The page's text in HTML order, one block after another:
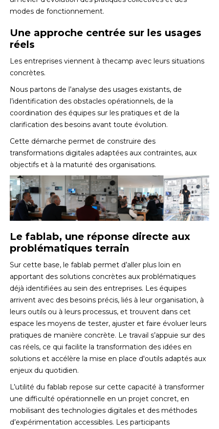
modes de fonctionnement.
Une approche centrée sur les usages
réels
Les entreprises viennent à thecamp avec leurs situations
concrètes.
Nous partons de l’analyse des usages existants, de
l’identification des obstacles opérationnels, de la
coordination des équipes sur les pratiques et de la
clarification des besoins avant toute évolution.
Cette démarche permet de construire des
transformations digitales adaptées aux contraintes, aux
objectifs et à la maturité des organisations.
Le fablab, une réponse directe aux
problématiques terrain
Sur cette base, le fablab permet d’aller plus loin en
apportant des solutions concrètes aux problématiques
déjà identifiées au sein des entreprises. Les équipes
arrivent avec des besoins précis, liés à leur organisation, à
leurs outils ou à leurs processus, et trouvent dans cet
espace les moyens de tester, ajuster et faire évoluer leurs
pratiques de manière concrète. Le travail s’appuie sur des
cas réels, ce qui facilite la transformation des idées en
solutions et accélère la mise en place d'outils adaptés aux
enjeux du quotidien.
L’utilité du fablab repose sur cette capacité à transformer
une difficulté opérationnelle en un projet concret, en
mobilisant des technologies digitales et des méthodes
d’expérimentation accessibles. Les participants